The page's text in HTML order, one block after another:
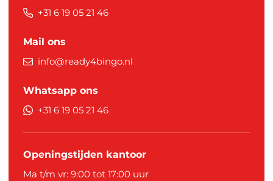
+31 6 19 05 21 46
Mail ons
info@ready4bingo.nl
Whatsapp ons
+31 6 19 05 21 46
Openingstijden kantoor
Ma t/m vr: 9:00 tot 17:00 uur